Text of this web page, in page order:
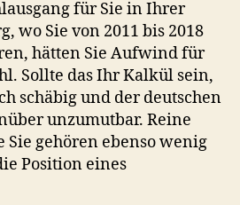
für Sie in Ihrer
wo Sie von 2011 bis 2018
hätten Sie Aufwind für
Sollte das Ihr Kalkül sein,
schäbig und der deutschen
unzumutbar. Reine
gehören ebenso wenig
Position eines